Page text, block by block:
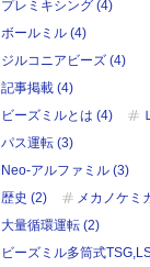
プレミキシング (4)
ボールミル (4)
ジルコニアビーズ (4)
記事掲載 (4)
ビーズミルとは (4)
パス運転 (3)
Neo-アルファミル (3)
歴史 (2)
メカノケミ
大量循環運転 (2)
ビーズミル多筒式